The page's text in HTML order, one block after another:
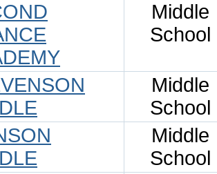
Middle
School
Middle
School
Middle
School